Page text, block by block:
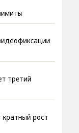
третий
кратный рост